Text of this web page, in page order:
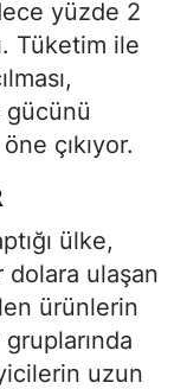
yüzde 2
Tüketim ile
gücünü
çıkıyor.
ülke,
dolara ulaşan
ürünlerin
uzun